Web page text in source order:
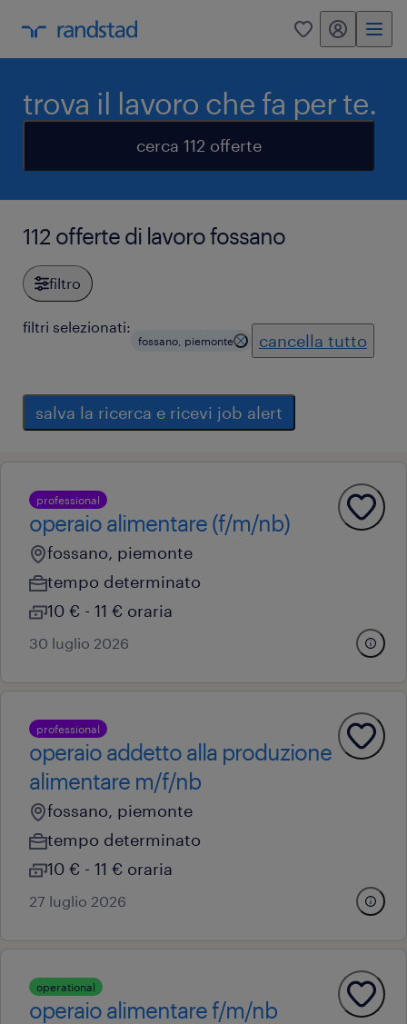
0 my randstad
trova il lavoro che fa per te.
cerca 112 offerte
112 offerte di lavoro fossano
filtro
filtri selezionati:
fossano, piemonte cancella tutto
salva la ricerca e ricevi job alert
professional
operaio alimentare (f/m/nb)
fossano, piemonte
tempo determinato
10 € - 11 € oraria
30 luglio 2026
professional
operaio addetto alla produzione
alimentare m/f/nb
fossano, piemonte
tempo determinato
10 € - 11 € oraria
27 luglio 2026
operational
operaio alimentare f/m/nb